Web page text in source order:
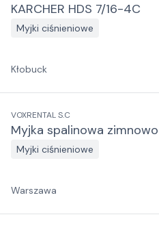
KARCHER HDS 7/16-4C
Myjki ciśnieniowe
Kłobuck
VOXRENTAL S.C
Myjka spalinowa
Myjki ciśnieniowe
Warszawa